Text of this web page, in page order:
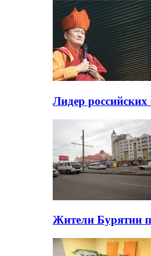
Лидер российских
Жители Бурятии